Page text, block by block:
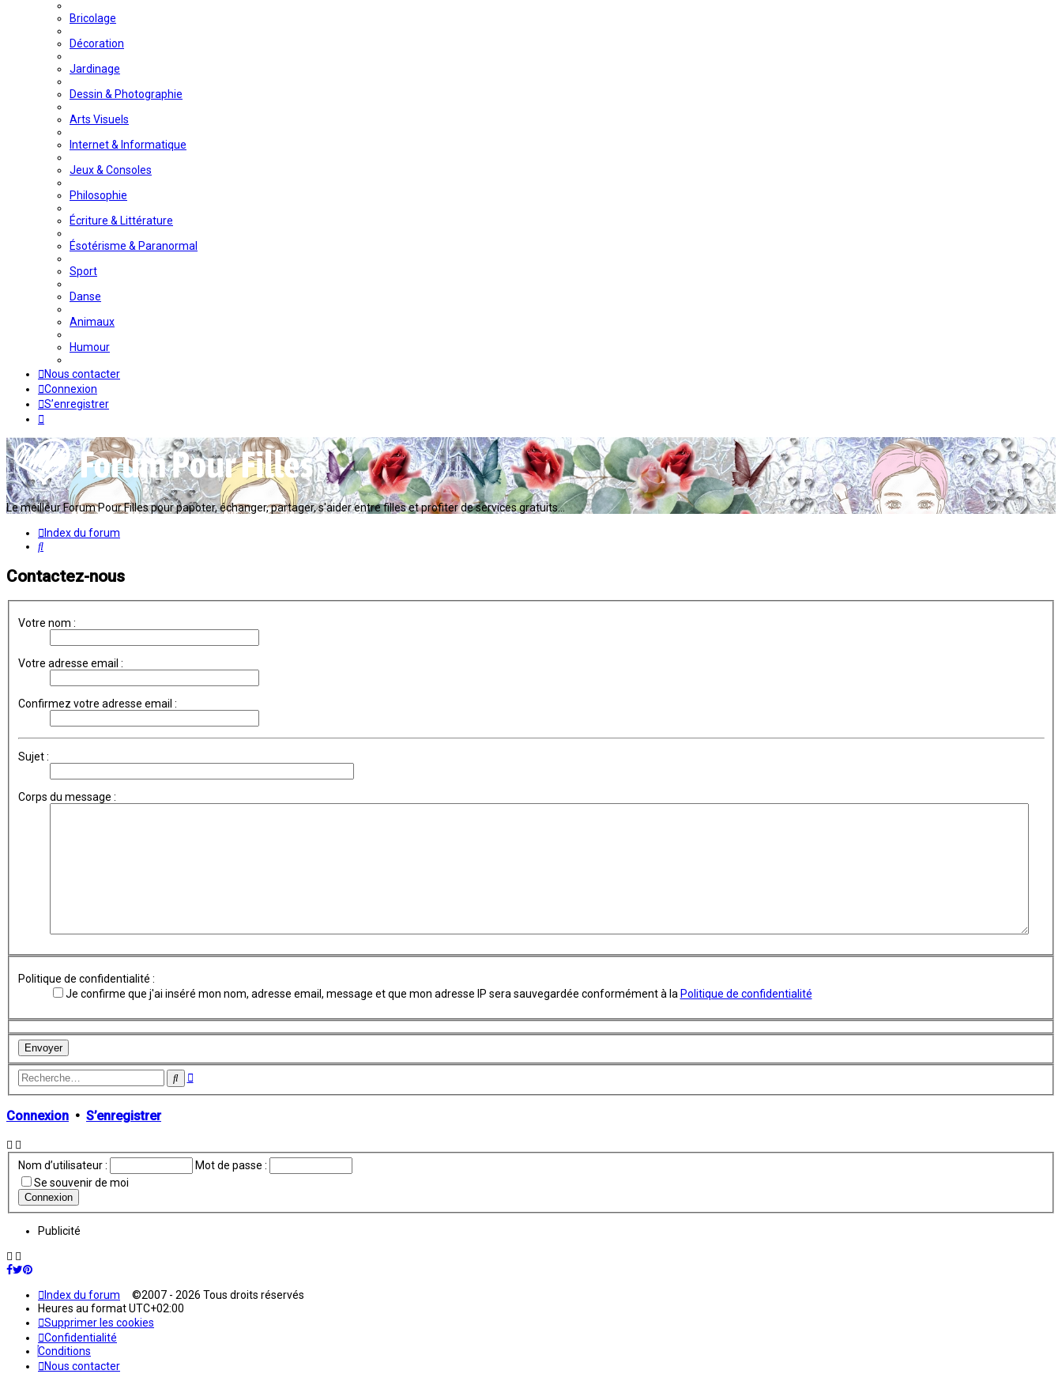
Bricolage
Décoration
Jardinage
Dessin & Photographie
Arts Visuels
Internet & Informatique
Jeux & Consoles
Philosophie
Écriture & Littérature
Ésotérisme & Paranormal
Sport
Danse
Animaux
Humour
Nous contacter
Connexion
S’enregistrer
Le meilleur Forum Pour Filles pour papoter, échanger, partager, s'aider entre filles et profiter de services gratuits...
Index du forum
Rechercher
Contactez-nous
Votre nom :
Votre adresse email :
Confirmez votre adresse email :
Sujet :
Corps du message :
Politique de confidentialité :
Je confirme que j'ai inséré mon nom, adresse email, message et que mon adresse IP sera sauvegardée conformément à la Politique de confidentialité
Rechercher
Recherche
Connexion • S’enregistrer
Nom d’utilisateur :
Mot de passe :
Se souvenir de moi
Publicité
Index du forum ©2007 - 2026 Tous droits réservés
Heures au formatUTC+02:00
Supprimer les cookies
Confidentialité
Conditions
Nous contacter